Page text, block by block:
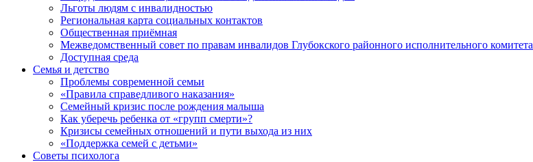
Льготы людям с инвалидностью
Региональная карта социальных контактов
Общественная приёмная
Межведомственный совет по правам инвалидов Глубокского районного исполнительного комитета
Доступная среда
Семья и детство
Проблемы современной семьи
«Правила справедливого наказания»
Семейный кризис после рождения малыша
Как уберечь ребенка от «групп смерти»?
Кризисы семейных отношений и пути выхода из них
«Поддержка семей с детьми»
Советы психолога